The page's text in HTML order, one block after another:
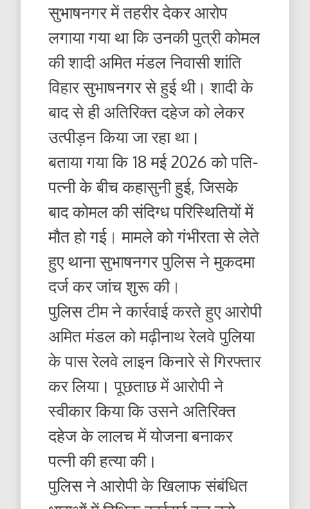
सुभाषनगर में तहरीर देकर आरोप
लगाया गया था कि उनकी पुत्री कोमल
की शादी अमित मंडल निवासी शांति
विहार सुभाषनगर से हुई थी। शादी के
बाद से ही अतिरिक्त दहेज को लेकर
उत्पीड़न किया जा रहा था।
बताया गया कि 18 मई 2026 को पति-
पत्नी के बीच कहासुनी हुई, जिसके
बाद कोमल की संदिग्ध परिस्थितियों में
मौत हो गई। मामले को गंभीरता से लेते
हुए थाना सुभाषनगर पुलिस ने मुकदमा
दर्ज कर जांच शुरू की।
पुलिस टीम ने कार्रवाई करते हुए आरोपी
अमित मंडल को मढ़ीनाथ रेलवे पुलिया
के पास रेलवे लाइन किनारे से गिरफ्तार
कर लिया। पूछताछ में आरोपी ने
स्वीकार किया कि उसने अतिरिक्त
दहेज के लालच में योजना बनाकर
पत्नी की हत्या की।
पुलिस ने आरोपी के खिलाफ संबंधित